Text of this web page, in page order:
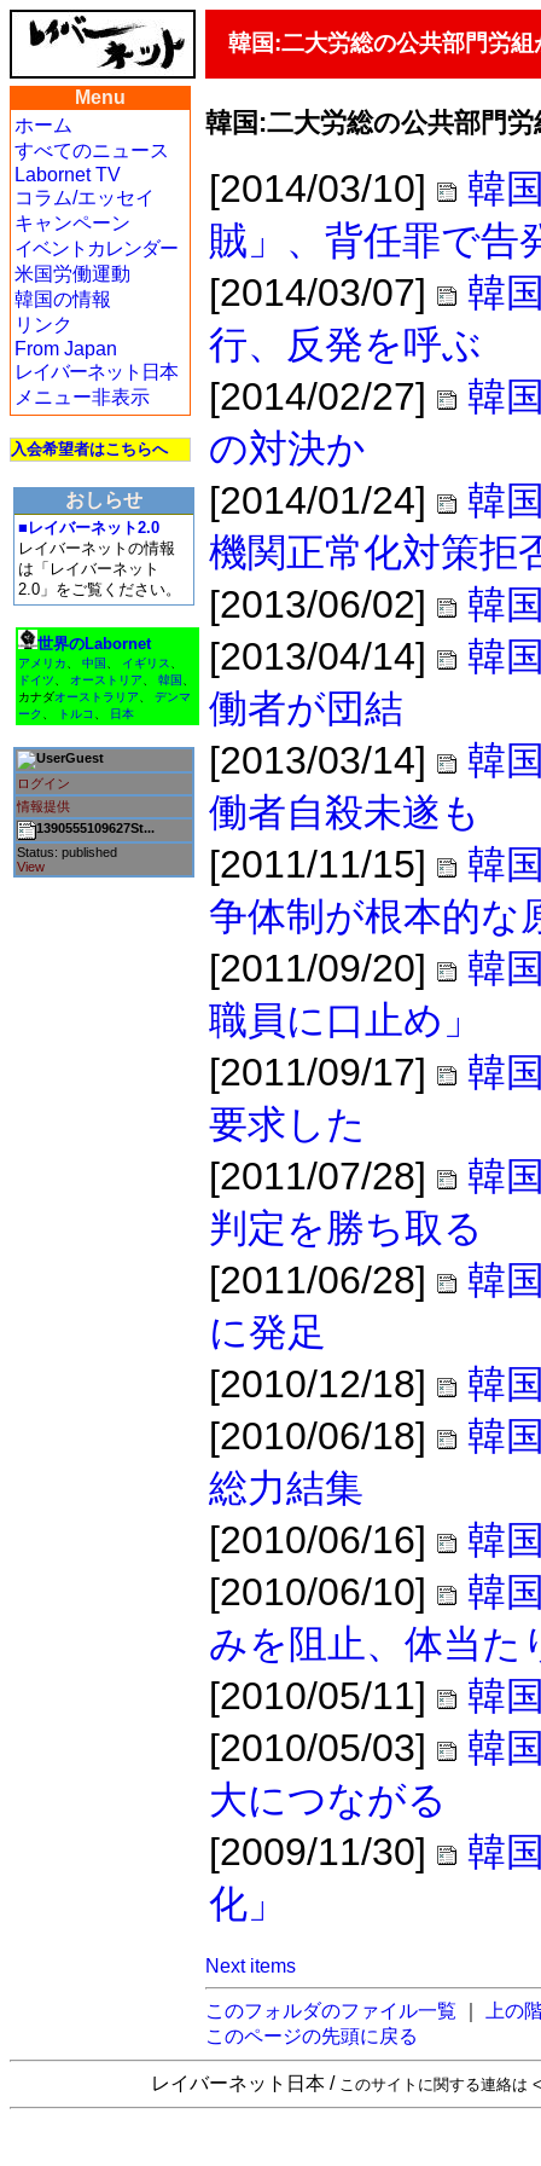
韓国:二大労総の公共部門労
Menu
ホーム
すべてのニュース
Labornet TV
コラム/エッセイ
キャンペーン
イベントカレンダー
米国労働運動
韓国の情報
リンク
From Japan
レイバーネット日本
メニュー非表示
入会希望者はこちらへ
おしらせ
■レイバーネット2.0
レイバーネットの情報
は「レイバーネット
2.0」をご覧ください。
世界のLabornet
アメリカ 中国 イギリス
ドイツ
オーストリア 韓国
カナダオーストラリア
デンマ
ーク
トルコ 日本
Guest
ログイン
情報提供
1390555109627St...
Status: published
View
韓国:二大労総の公共部門
[2014/03/10]
韓
賊」、背任罪で告
[2014/03/07]
韓
行、反発を呼ぶ
[2014/02/27]
韓
の対決か
[2014/01/24]
韓
機関正常化対策拒
[2013/06/02]
韓
[2013/04/14]
韓
働者が団結
[2013/03/14]
韓
働者自殺未遂も
[2011/11/15]
韓
争体制が根本的な
[2011/09/20]
韓
職員に口止め」
[2011/09/17]
韓
要求した
[2011/07/28]
韓
判定を勝ち取る
[2011/06/28]
韓
に発足
[2010/12/18]
韓
[2010/06/18]
韓
総力結集
[2010/06/16]
韓
[2010/06/10]
韓
みを阻止、体当た
[2010/05/11]
韓
[2010/05/03]
韓
大につながる
[2009/11/30]
韓
化」
Next items
このフォルダのファイル一覧
上の
このページの先頭に戻る
レイバーネット日本 / このサイトに関する連絡は